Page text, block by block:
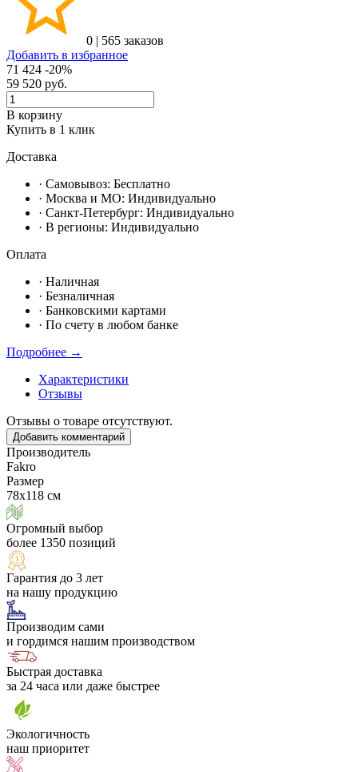
0 | 565 заказов
Добавить в избранное
71 424 -20%
59 520 руб.
В корзину
Купить в 1 клик
Доставка
· Самовывоз: Бесплатно
· Москвa и МО: Индивидуально
· Санкт-Петербург: Индивидуально
· В регионы: Индивидуально
Оплата
· Наличная
· Безналичная
· Банковскими картами
· По счету в любом банке
Подробнее →
Характеристики
Отзывы
Отзывы о товаре отсутствуют.
Добавить комментарий
Производитель
Fakro
Размер
78х118 см
Огромный выбор
более 1350 позиций
Гарантия до 3 лет
на нашу продукцию
Производим сами
и гордимся нашим производством
Быстрая доставка
за 24 часа или даже быстрее
Экологичность
наш приоритет